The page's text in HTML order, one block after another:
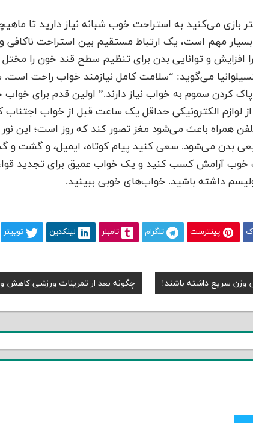
بازی می‌کنید به استراحت خوب شبانه نیاز دارید تا
مهم است، یک ارتباط مستقیم بین استراحت ناکافی و
افزایش و توانایی بدن برای تنظیم سطح قند خون را
می‌گوید: “سلامت کامل نیازمند خواب راحت
پاک کردن سموم به خواب نیاز دارند.” اولین قدم برای
الکترونیکی حداقل یک ساعت قبل از خواب اجتناب
همراه باعث می‌شود مغز تصور کند که روز است؛ این
بدن می‌شود. سعی کنید پیام کوتاه، ایمیل، و گشت و
آرامش کسب کنید و یک خواب عمیق برای تجدید
داشته باشید. خواب‌های خوبی ببینید.
پینترست تلگرام تامبلر لینکدین توییتر
وزن سریع داشته باشند!
Next
Post:
چگونه بعد از تمرینات ورزشی کاهش